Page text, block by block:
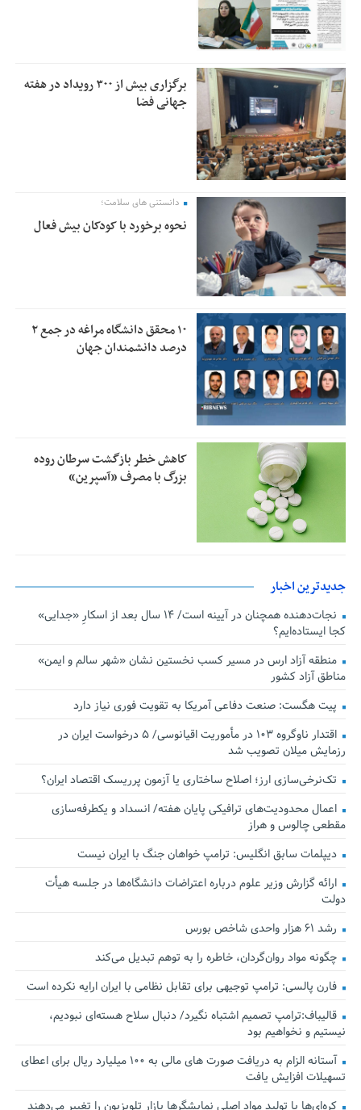
برگزاری بیش از ۳۰۰ رویداد در هفته
جهانی فضا
دانستنی های سلامت؛
نحوه برخورد با کودکان بیش فعال
۱۰ محقق دانشگاه مراغه در جمع ۲
درصد دانشمندان جهان
کاهش خطر بازگشت سرطان روده
بزرگ با مصرف «آسپرین»
جدیدترین اخبار
نجات‌دهنده‌ همچنان در آیینه است/ ۱۴ سال بعد از اسکارِ «جدایی»
کجا ایستاده‌ایم؟
منطقه آزاد ارس در مسیر کسب نخستین نشان «شهر سالم و ایمن»
مناطق آزاد کشور
پیت هگست: صنعت دفاعی آمریکا به تقویت فوری نیاز دارد
اقتدار ناوگروه ۱۰۳ در مأموریت‌ اقیانوسی/ ۵ درخواست ایران در
رزمایش میلان تصویب شد
تک‌نرخی‌سازی ارز؛ اصلاح ساختاری یا آزمون پرریسک اقتصاد ایران؟
اعمال محدودیت‌های ترافیکی پایان هفته/ انسداد و یکطرفه‌سازی
مقطعی چالوس و هراز
دیپلمات سابق انگلیس:‌ ترامپ خواهان جنگ با ایران نیست
ارائه گزارش وزیر علوم درباره اعتراضات دانشگاه‌ها در جلسه هیأت
دولت
رشد ۶۱ هزار واحدی شاخص بورس
چگونه مواد روان‌گردان، خاطره را به توهم تبدیل می‌کند
فارن پالسی: ترامپ توجیهی برای تقابل نظامی با ایران ارایه نکرده است
قالیباف:ترامپ تصمیم اشتباه نگیرد/ دنبال سلاح هسته‌ای نبودیم،
نیستیم و نخواهیم بود
آستانه الزام به دریافت صورت های مالی به ۱۰۰ میلیارد ریال برای اعطای
تسهیلات افزایش یافت